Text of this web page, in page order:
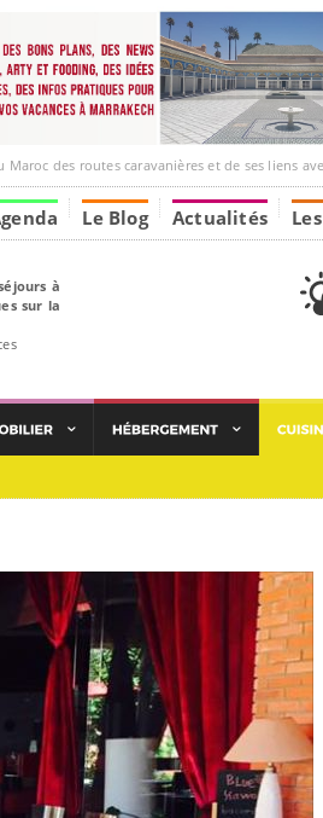
caravanières et de ses liens avec l’Afrique de
Le Blog Actualités
à
sur la